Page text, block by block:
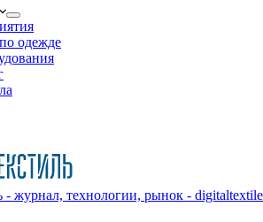
одежде
- журнал, технологии, рынок -